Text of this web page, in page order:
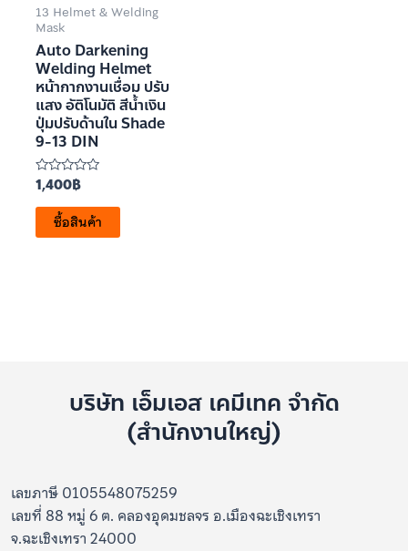
13 Helmet & Welding
Mask
Auto Darkening
Welding Helmet
หน้ากากงานเชื่อม ปรับ
แสง อัติโนมัติ สีน้ำเงิน
ปุ่มปรับด้านใน Shade
9-13 DIN
ให้
คะแนน
0
ตั้งแต่
5
1,400฿
ซื้อสินค้า
บริษัท เอ็มเอส เคมีเทค จำกัด
(สำนักงานใหญ่)
เลขภาษี 0105548075259
เลขที่ 88 หมู่ 6 ต. คลองอุดมชลจร อ.เมืองฉะเชิงเทรา
จ.ฉะเชิงเทรา 24000